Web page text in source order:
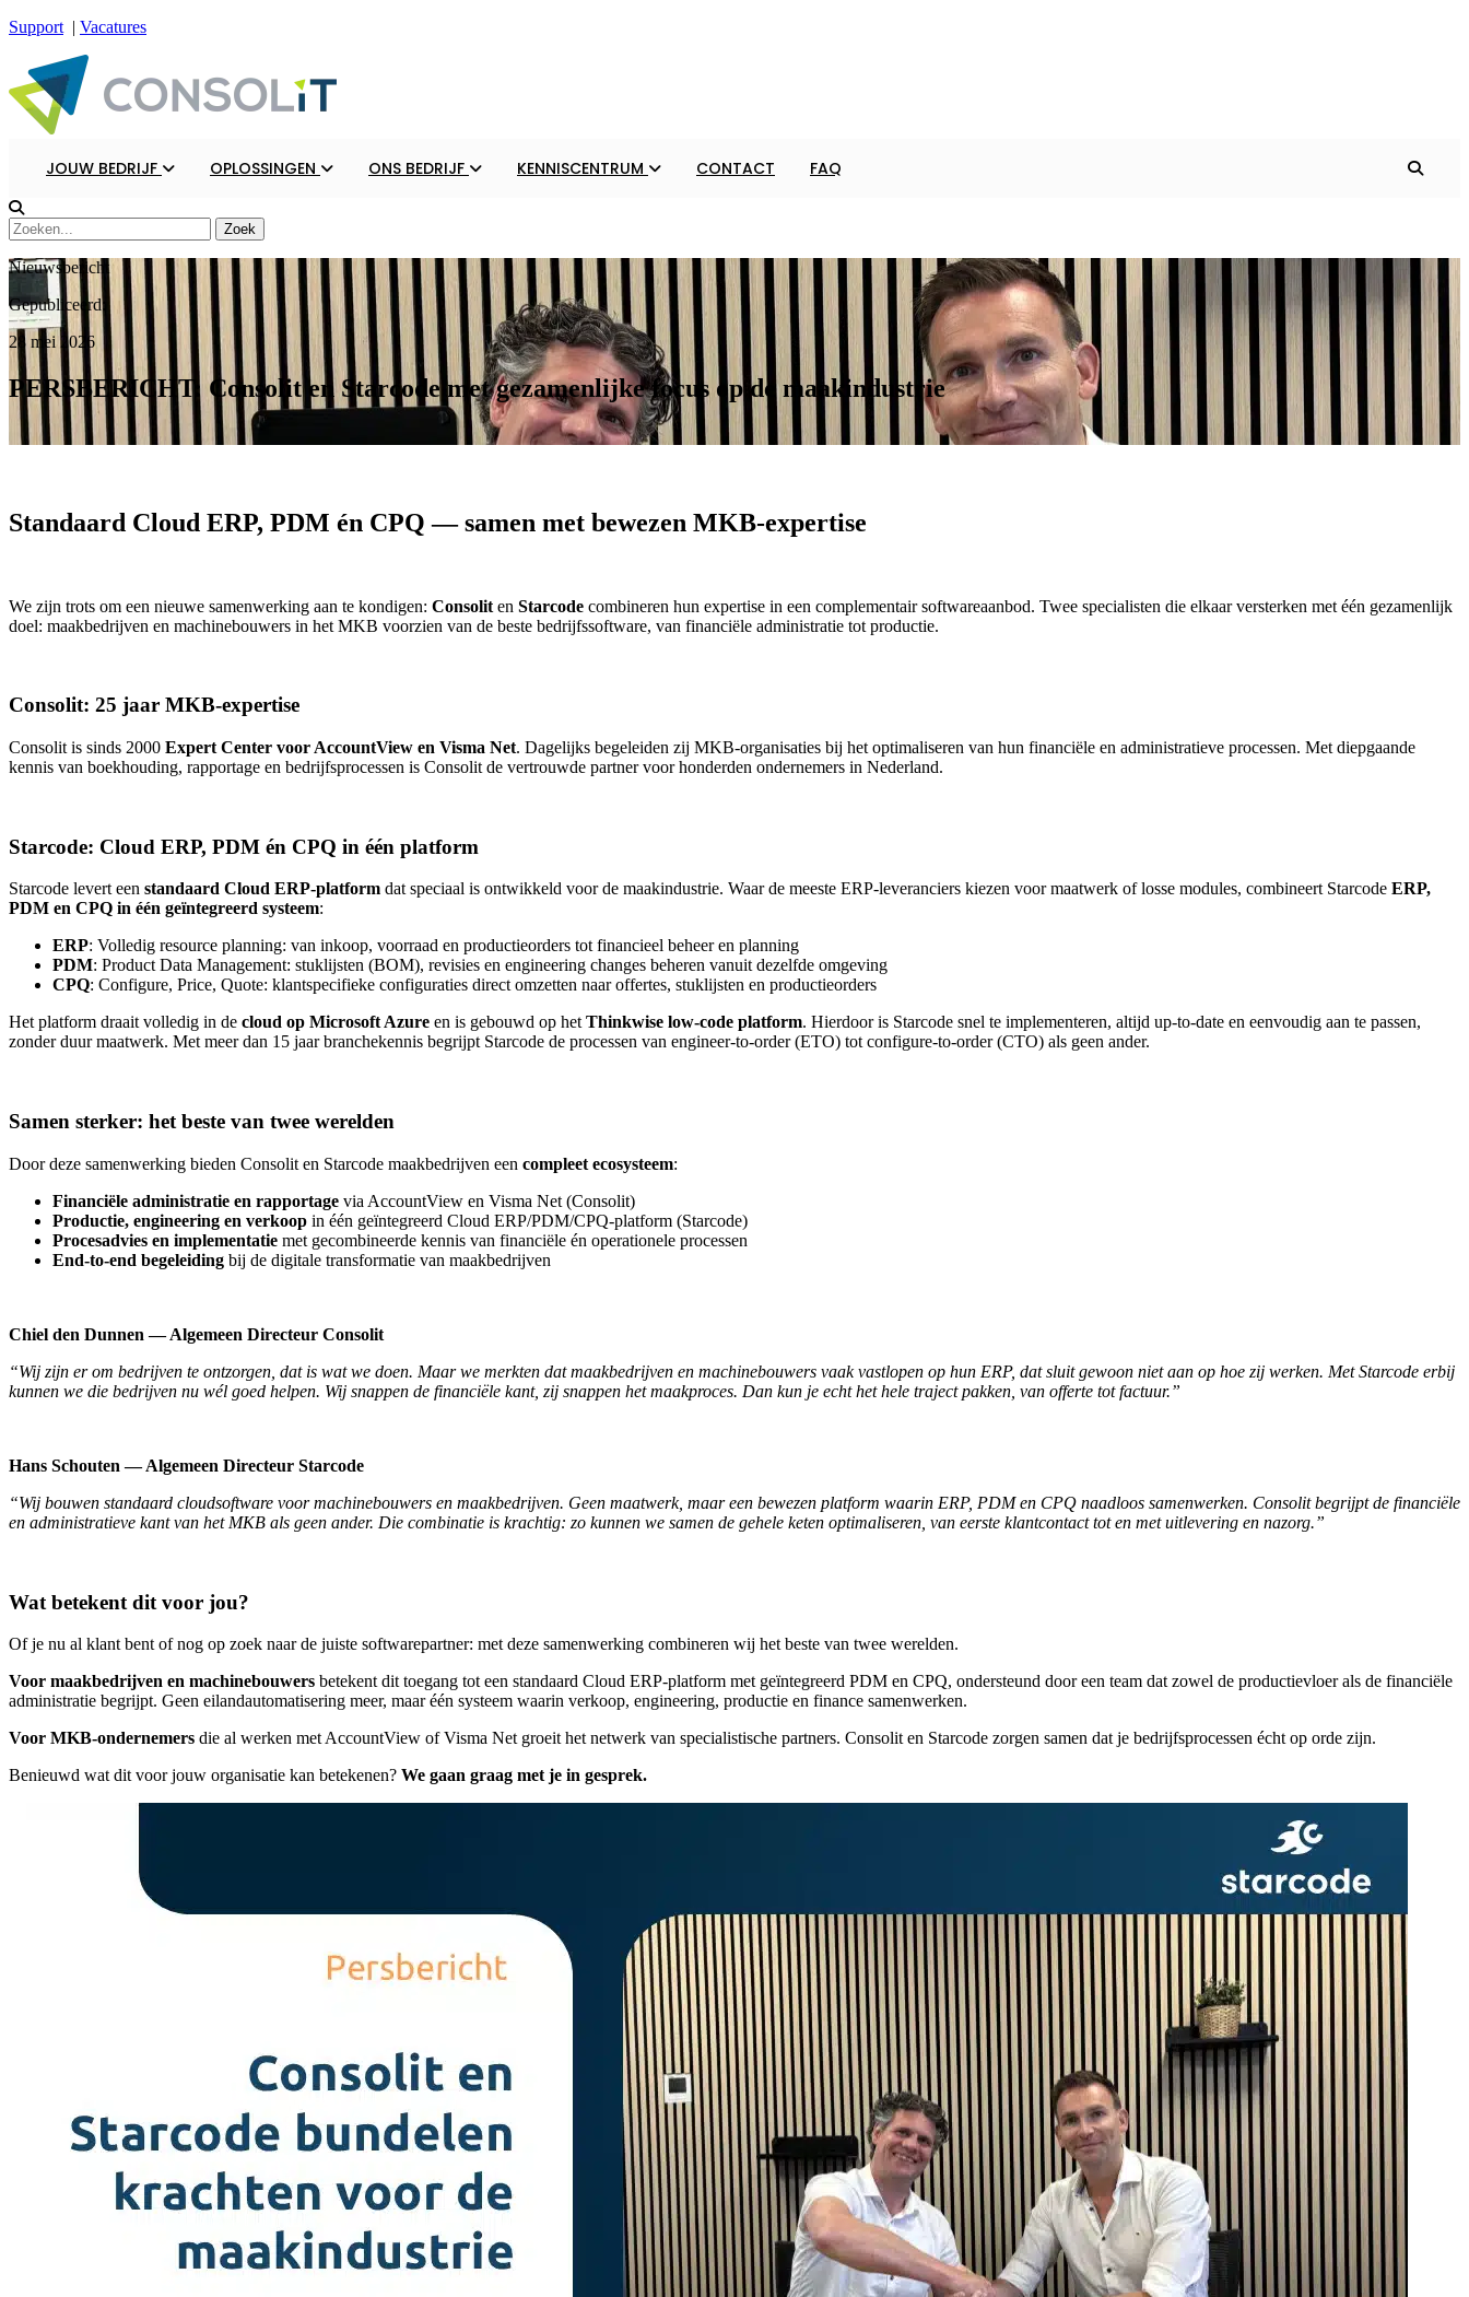
Support | Vacatures
JOUW BEDRIJF OPLOSSINGEN ONS BEDRIJF KENNISCENTRUM CONTACT FAQ
Nieuwsbericht
Gepubliceerd:
28 mei 2026
PERSBERICHT: Consolit en Starcode met gezamenlijke focus op de maakindustrie
Standaard Cloud ERP, PDM én CPQ — samen met bewezen MKB-expertise
We zijn trots om een nieuwe samenwerking aan te kondigen: Consolit en Starcode combineren hun expertise in een complementair softwareaanbod. Twee specialisten die elkaar versterken met één gezamenlijk
doel: maakbedrijven en machinebouwers in het MKB voorzien van de beste bedrijfssoftware, van financiële administratie tot productie.
Consolit: 25 jaar MKB-expertise
Consolit is sinds 2000 Expert Center voor AccountView en Visma Net. Dagelijks begeleiden zij MKB-organisaties bij het optimaliseren van hun financiële en administratieve processen. Met diepgaande
kennis van boekhouding, rapportage en bedrijfsprocessen is Consolit de vertrouwde partner voor honderden ondernemers in Nederland.
Starcode: Cloud ERP, PDM én CPQ in één platform
Starcode levert een standaard Cloud ERP-platform dat speciaal is ontwikkeld voor de maakindustrie. Waar de meeste ERP-leveranciers kiezen voor maatwerk of losse modules, combineert Starcode ERP,
PDM en CPQ in één geïntegreerd systeem:
ERP: Volledig resource planning: van inkoop, voorraad en productieorders tot financieel beheer en planning
PDM: Product Data Management: stuklijsten (BOM), revisies en engineering changes beheren vanuit dezelfde omgeving
CPQ: Configure, Price, Quote: klantspecifieke configuraties direct omzetten naar offertes, stuklijsten en productieorders
Het platform draait volledig in de cloud op Microsoft Azure en is gebouwd op hetThinkwise low-code platform. Hierdoor is Starcode snel te implementeren, altijd up-to-date en eenvoudig aan te passen,
zonder duur maatwerk. Met meer dan 15 jaar branchekennis begrijpt Starcode de processen van engineer-to-order (ETO) tot configure-to-order (CTO) als geen ander.
Samen sterker: het beste van twee werelden
Door deze samenwerking bieden Consolit en Starcode maakbedrijven een compleet ecosysteem:
Financiële administratie en rapportage via AccountView en Visma Net (Consolit)
Productie, engineering en verkoop in één geïntegreerd Cloud ERP/PDM/CPQ-platform (Starcode)
Procesadvies en implementatie met gecombineerde kennis van financiële én operationele processen
End-to-end begeleiding bij de digitale transformatie van maakbedrijven
Chiel den Dunnen — Algemeen Directeur Consolit
“Wij zijn er om bedrijven te ontzorgen, dat is wat we doen. Maar we merkten dat maakbedrijven en machinebouwers vaak vastlopen op hun ERP, dat sluit gewoon niet aan op hoe zij werken. Met Starcode erbij
kunnen we die bedrijven nu wél goed helpen. Wij snappen de financiële kant, zij snappen het maakproces. Dan kun je echt het hele traject pakken, van offerte tot factuur.”
Hans Schouten — Algemeen Directeur Starcode
“Wij bouwen standaard cloudsoftware voor machinebouwers en maakbedrijven. Geen maatwerk, maar een bewezen platform waarin ERP, PDM en CPQ naadloos samenwerken. Consolit begrijpt de financiële
en administratieve kant van het MKB als geen ander. Die combinatie is krachtig: zo kunnen we samen de gehele keten optimaliseren, van eerste klantcontact tot en met uitlevering en nazorg.”
Wat betekent dit voor jou?
Of je nu al klant bent of nog op zoek naar de juiste softwarepartner: met deze samenwerking combineren wij het beste van twee werelden.
Voor maakbedrijven en machinebouwers betekent dit toegang tot een standaard Cloud ERP-platform met geïntegreerd PDM en CPQ, ondersteund door een team dat zowel de productievloer als de financiële
administratie begrijpt. Geen eilandautomatisering meer, maar één systeem waarin verkoop, engineering, productie en finance samenwerken.
Voor MKB-ondernemers die al werken met AccountView of Visma Net groeit het netwerk van specialistische partners. Consolit en Starcode zorgen samen dat je bedrijfsprocessen écht op orde zijn.
Benieuwd wat dit voor jouw organisatie kan betekenen? We gaan graag met je in gesprek.